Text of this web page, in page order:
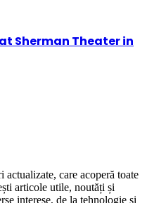
Sherman Theater in
care acoperă toate
articole utile, noutăți și
interese, de la tehnologie și